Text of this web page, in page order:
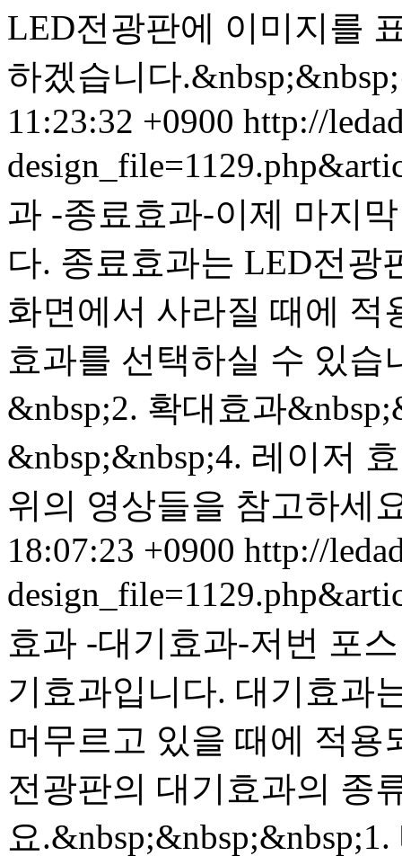
LED전광판에 이미지를
하겠습니다
11:23:32 +0900 http://
과 -종료효과- 이제 마지
다. 종료효과는 LED전광
화면에서 사라질 때에 적
효과를 선택하실 수 있습
&nbsp;2. 확대효과
&nbsp;&nbsp;4. 레이저
위의 영상들을 참고하세
18:07:23 +0900 http://
효과 -대기효과- 저번 포
기효과입니다. 대기효과
머무르고 있을 때에 적용
전광판의 대기효과의 종
요